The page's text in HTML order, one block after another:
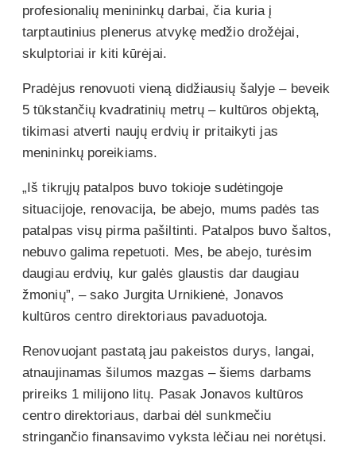
profesionalių menininkų darbai, čia kuria į
tarptautinius plenerus atvykę medžio drožėjai,
skulptoriai ir kiti kūrėjai.
Pradėjus renovuoti vieną didžiausių šalyje – beveik
5 tūkstančių kvadratinių metrų – kultūros objektą,
tikimasi atverti naujų erdvių ir pritaikyti jas
menininkų poreikiams.
„Iš tikrųjų patalpos buvo tokioje sudėtingoje
situacijoje, renovacija, be abejo, mums padės tas
patalpas visų pirma pašiltinti. Patalpos buvo šaltos,
nebuvo galima repetuoti. Mes, be abejo, turėsim
daugiau erdvių, kur galės glaustis dar daugiau
žmonių”, – sako Jurgita Urnikienė, Jonavos
kultūros centro direktoriaus pavaduotoja.
Renovuojant pastatą jau pakeistos durys, langai,
atnaujinamas šilumos mazgas – šiems darbams
prireiks 1 milijono litų. Pasak Jonavos kultūros
centro direktoriaus, darbai dėl sunkmečiu
stringančio finansavimo vyksta lėčiau nei norėtųsi.